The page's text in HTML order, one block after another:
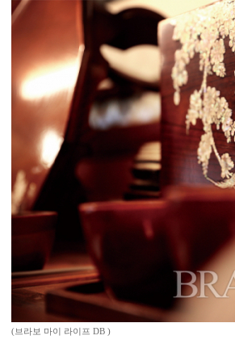
(브라보 마이 라이프 DB )